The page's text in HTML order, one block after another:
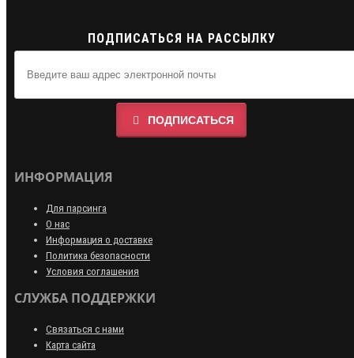
ПОДПИСАТЬСЯ НА РАССЫЛКУ
ПОДПИСАТЬСЯ
ИНФОРМАЦИЯ
Для парсинга
О нас
Информация о доставке
Политика безопасности
Условия соглашения
СЛУЖБА ПОДДЕРЖКИ
Связаться с нами
Карта сайта